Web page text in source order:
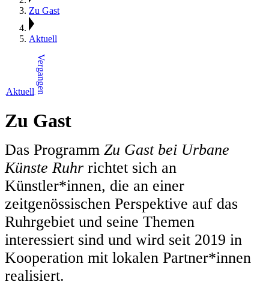
Zu Gast
Aktuell
Aktuell Vergangen
Zu Gast
Das Programm Zu Gast bei Urbane
Künste Ruhr richtet sich an
Künstler*innen, die an einer
zeitgenössischen Perspektive auf das
Ruhrgebiet und seine Themen
interessiert sind und wird seit 2019 in
Kooperation mit lokalen Partner*innen
realisiert.